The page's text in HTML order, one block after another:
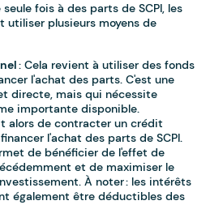
fois à des parts de SCPI, les
utiliser plusieurs moyens de
: Cela revient à utiliser des fonds
l'achat des parts. C'est une
directe, mais qui nécessite
importante disponible.
alors de contracter un crédit
l'achat des parts de SCPI.
de bénéficier de l'effet de
et de maximiser le
À noter : les intérêts
également être déductibles des